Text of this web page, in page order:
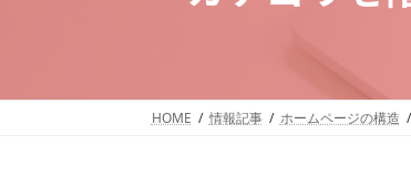
HOME 情報記事 ホームページの構造